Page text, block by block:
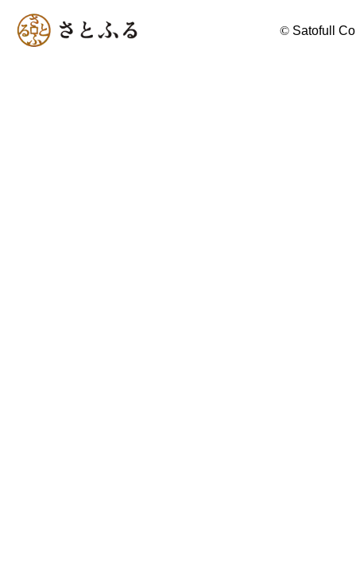
© Satofull